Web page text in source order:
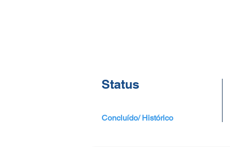
Status
Concluído/ Histórico